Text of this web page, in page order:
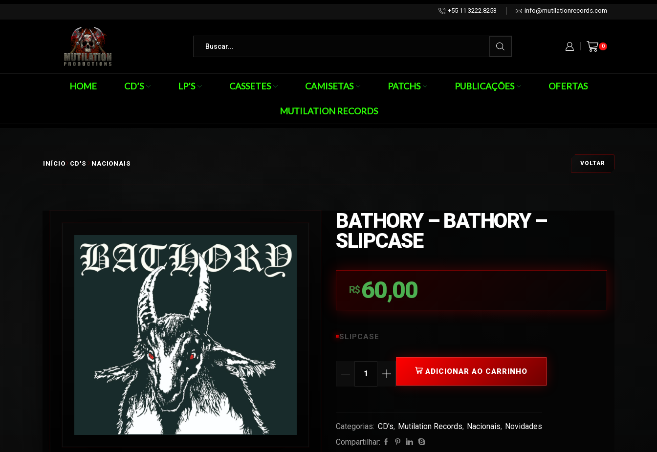
+55 11 3222.8253 info@mutilationrecords.com
0
HOME CD’S LP’S CASSETES CAMISETAS PATCHS PUBLICAÇÕES OFERTAS
MUTILATION RECORDS
INÍCIO CD'S NACIONAIS VOLTAR
BATHORY – BATHORY –
SLIPCASE
R$ 60,00
SLIPCASE
ADICIONAR AO CARRINHO
Categorias: CD's, Mutilation Records, Nacionais, Novidades
Compartilhar: